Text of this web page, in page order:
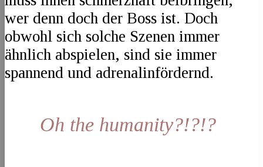
wer denn doch der Boss ist. Doch
obwohl sich solche Szenen immer
ähnlich abspielen, sind sie immer
spannend und adrenalinfördernd.
Oh the humanity?!?!?